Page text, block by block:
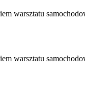
warsztatu
warsztatu